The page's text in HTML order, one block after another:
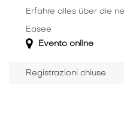
Erfahre alles über die
Easee
Evento online
Registrazioni chiuse